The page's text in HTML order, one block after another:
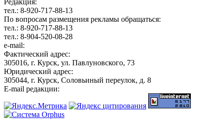
Редакция:
тел.: 8-920-717-88-13
По вопросам размещения рекламы обращаться:
тел.: 8-920-717-88-13
тел.: 8-904-520-08-28
e-mail:
Фактический адрес:
305016, г. Курск, ул. Павлуновского, 73
Юридический адрес:
305044, г. Курск, Соловьиный переулок, д. 8
E-mail редакции: